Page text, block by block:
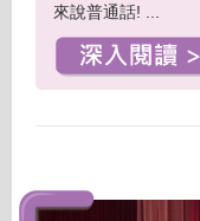
來說普通話! ...